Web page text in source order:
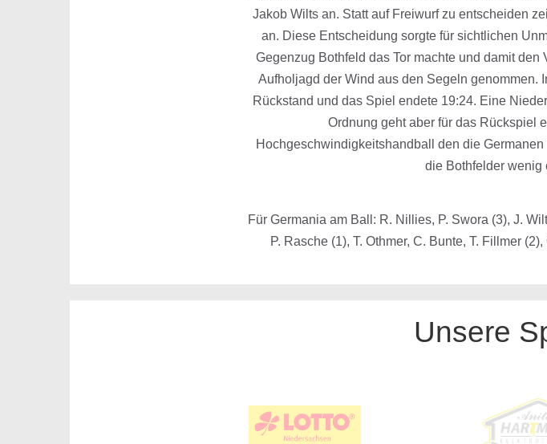
Jakob Wilts an. Statt auf Freiwurf zu entscheiden
an. Diese Entscheidung sorgte für sichtlichen
Gegenzug Bothfeld das Tor machte und damit
Aufholjagd der Wind aus den Segeln genommen.
Rückstand und das Spiel endete 19:24. Eine
Ordnung geht aber für das Rückspiel
Hochgeschwindigkeitshandball den die
die Bothfelder wenig
Für Germania am Ball: R. Nillies, P. Swora (3), J.
P. Rasche (1), T. Othmer, C. Bunte, T. Fillmer
Unsere